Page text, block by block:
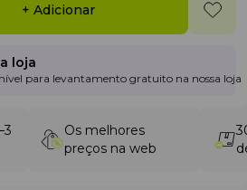
+ Adicionar
loja
para levantamento gratuito na nossa loja
Os melhores
preços na web